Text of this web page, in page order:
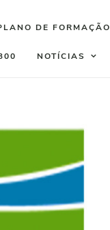
DE FORMAÇÃO
NOTÍCIAS